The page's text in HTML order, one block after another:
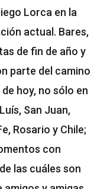
Lorca en la
actual. Bares,
de fin de año y
parte del camino
hoy, no sólo en
San Juan,
Rosario y Chile;
con
las cuáles son